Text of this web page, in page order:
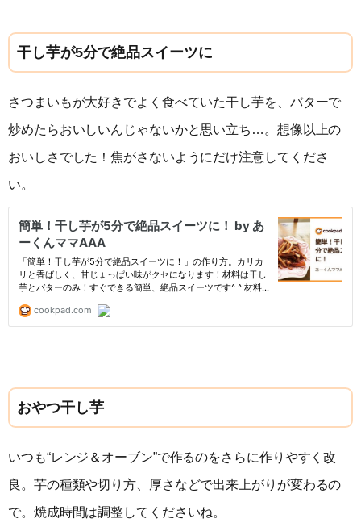
干し芋が5分で絶品スイーツに
さつまいもが大好きでよく食べていた干し芋を、バターで
炒めたらおいしいんじゃないかと思い立ち…。想像以上の
おいしさでした！焦がさないようにだけ注意してくださ
い。
おやつ干し芋
いつも“レンジ＆オーブン”で作るのをさらに作りやすく改
良。芋の種類や切り方、厚さなどで出来上がりが変わるの
で。焼成時間は調整してくださいね。